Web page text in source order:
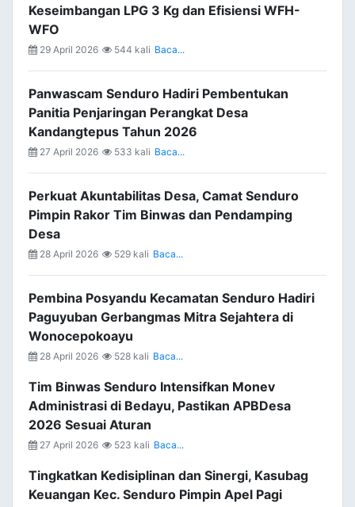
Keseimbangan LPG 3 Kg dan Efisiensi WFH-
WFO
29 April 2026 544 kali Baca...
Panwascam Senduro Hadiri Pembentukan
Panitia Penjaringan Perangkat Desa
Kandangtepus Tahun 2026
27 April 2026 533 kali Baca...
Perkuat Akuntabilitas Desa, Camat Senduro
Pimpin Rakor Tim Binwas dan Pendamping
Desa
28 April 2026 529 kali Baca...
Pembina Posyandu Kecamatan Senduro Hadiri
Paguyuban Gerbangmas Mitra Sejahtera di
Wonocepokoayu
28 April 2026 528 kali Baca...
Tim Binwas Senduro Intensifkan Monev
Administrasi di Bedayu, Pastikan APBDesa
2026 Sesuai Aturan
27 April 2026 523 kali Baca...
Tingkatkan Kedisiplinan dan Sinergi, Kasubag
Keuangan Kec. Senduro Pimpin Apel Pagi